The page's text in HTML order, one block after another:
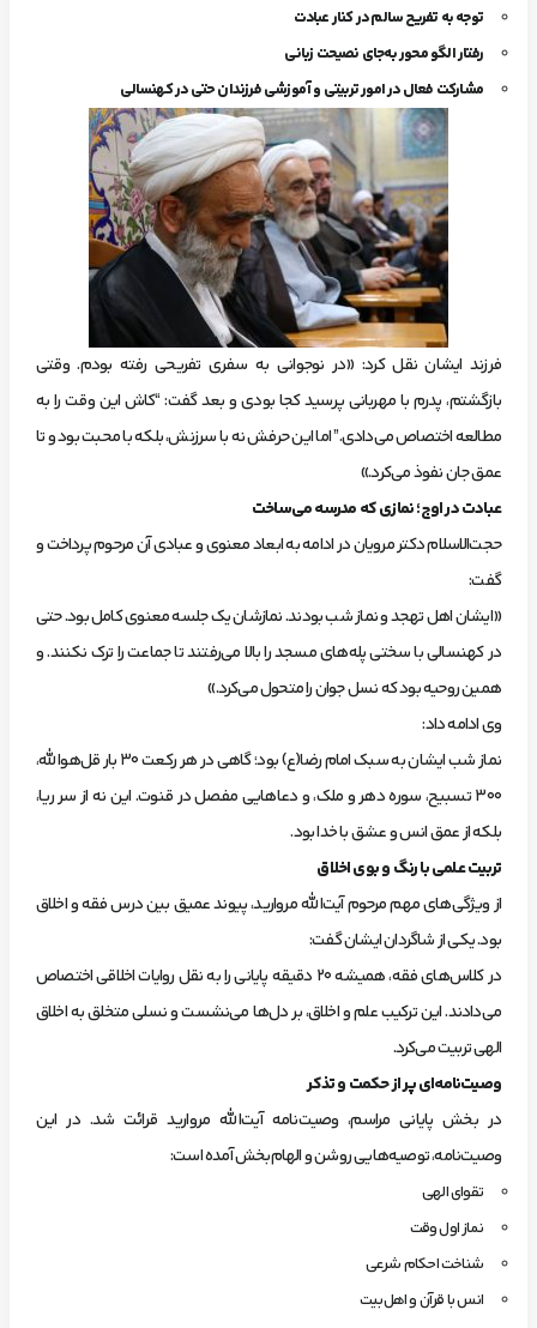
توجه به تفریح سالم در کنار عبادت
رفتار الگو محور به‌جای نصیحت زبانی
مشارکت فعال در امور تربیتی و آموزشی فرزندان حتی در کهنسالی
فرزند ایشان نقل کرد: «در نوجوانی به سفری تفریحی رفته بودم. وقتی
بازگشتم، پدرم با مهربانی پرسید کجا بودی و بعد گفت: “کاش این وقت را به
مطالعه اختصاص می‌دادی.” اما این حرفش نه با سرزنش، بلکه با محبت بود و تا
عمق جان نفوذ می‌کرد.»
عبادت در اوج؛ نمازی که مدرسه می‌ساخت
حجت‌الاسلام دکتر مرویان در ادامه به ابعاد معنوی و عبادی آن مرحوم پرداخت و
گفت:
«ایشان اهل تهجد و نماز شب بودند. نمازشان یک جلسه معنوی کامل بود. حتی
در کهنسالی با سختی پله‌های مسجد را بالا می‌رفتند تا جماعت را ترک نکنند. و
همین روحیه بود که نسل جوان را متحول می‌کرد.»
وی ادامه داد:
نماز شب ایشان به سبک امام رضا(ع) بود؛ گاهی در هر رکعت ۳۰ بار قل‌هوالله،
۳۰۰ تسبیح، سوره دهر و ملک، و دعاهایی مفصل در قنوت. این نه از سر ریا،
بلکه از عمق انس و عشق با خدا بود.
تربیت علمی با رنگ و بوی اخلاق
از ویژگی‌های مهم مرحوم آیت‌الله مروارید، پیوند عمیق بین درس فقه و اخلاق
بود. یکی از شاگردان ایشان گفت:
در کلاس‌های فقه، همیشه ۲۰ دقیقه پایانی را به نقل روایات اخلاقی اختصاص
می‌دادند. این ترکیب علم و اخلاق، بر دل‌ها می‌نشست و نسلی متخلق به اخلاق
الهی تربیت می‌کرد.
وصیت‌نامه‌ای پر از حکمت و تذکر
در بخش پایانی مراسم، وصیت‌نامه آیت‌الله مروارید قرائت شد. در این
وصیت‌نامه، توصیه‌هایی روشن و الهام‌بخش آمده است:
تقوای الهی
نماز اول وقت
شناخت احکام شرعی
انس با قرآن و اهل‌بیت